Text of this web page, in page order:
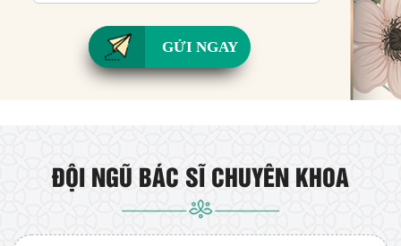
GỬI NGAY
ĐỘI NGŨ BÁC SĨ CHUYÊN KHOA